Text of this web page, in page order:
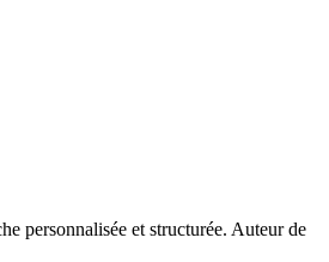
personnalisée et structurée. Auteur de